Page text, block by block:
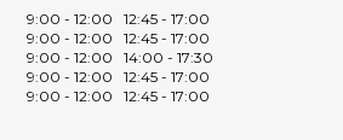
9:00 - 12:00
12:45 - 17:00
9:00 - 12:00
12:45 - 17:00
9:00 - 12:00
14:00 - 17:30
9:00 - 12:00
12:45 - 17:00
9:00 - 12:00 12:45 - 17:00